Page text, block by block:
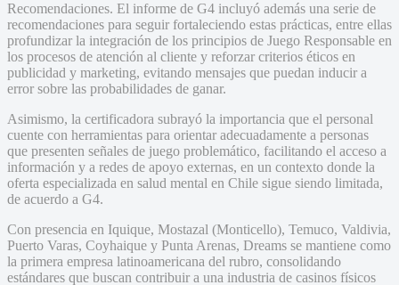
Recomendaciones. El informe de G4 incluyó además una serie de
recomendaciones para seguir fortaleciendo estas prácticas, entre ellas
profundizar la integración de los principios de Juego Responsable en
los procesos de atención al cliente y reforzar criterios éticos en
publicidad y marketing, evitando mensajes que puedan inducir a
error sobre las probabilidades de ganar.
Asimismo, la certificadora subrayó la importancia que el personal
cuente con herramientas para orientar adecuadamente a personas
que presenten señales de juego problemático, facilitando el acceso a
información y a redes de apoyo externas, en un contexto donde la
oferta especializada en salud mental en Chile sigue siendo limitada,
de acuerdo a G4.
Con presencia en Iquique, Mostazal (Monticello), Temuco, Valdivia,
Puerto Varas, Coyhaique y Punta Arenas, Dreams se mantiene como
la primera empresa latinoamericana del rubro, consolidando
estándares que buscan contribuir a una industria de casinos físicos